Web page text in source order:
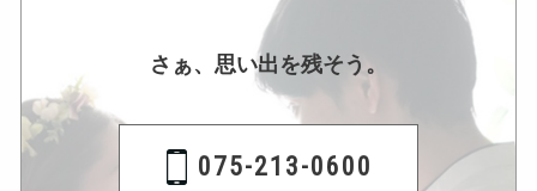
さぁ、思い出を残そう。
075-213-0600